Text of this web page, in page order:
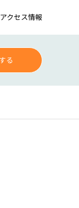
アクセス情報